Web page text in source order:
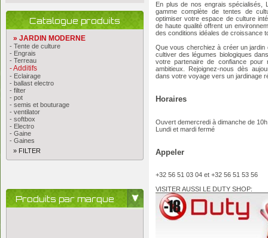
Catalogue produits
» JARDIN MODERNE
- Tente de culture
- Engrais
- Terreau
- Additifs
- Eclairage
- ballast electro
- filter
- pot
- semis et bouturage
- ventilator
- softbox
- Electro
- Gaine
- Gaines
» FILTER
Produits par marque
En plus de nos engrais spécialisés,
gamme complète de tentes de
optimiser votre espace de culture
de haute qualité offrent un
des conditions idéales de croissance
Que vous cherchiez à créer un
cultiver des légumes biologiques
votre partenaire de confiance
ambitieux. Rejoignez-nous dès
dans votre voyage vers un jardinage
Horaires
Ouvert demercredi à dimanche de
Lundi et mardi fermé
Appeler
+32 56 51 03 04 et +32 56 51 53 56
VISITER AUSSI LE DUTY SHOP: